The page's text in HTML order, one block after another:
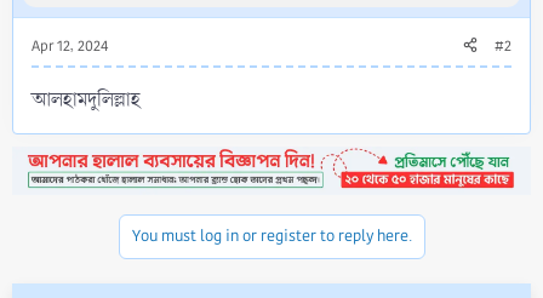
Apr 12, 2024 #2
আলহামদুলিল্লাহ
You must log in or register to reply here.